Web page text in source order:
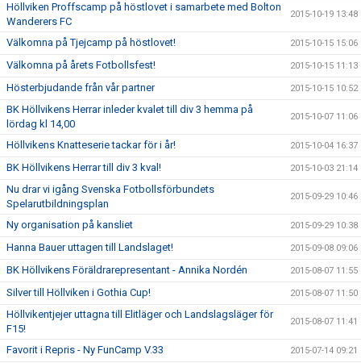
Höllviken Proffscamp på höstlovet i samarbete med Bolton
Wanderers FC
2015-10-19 13:48
Välkomna på Tjejcamp på höstlovet! 2015-10-15 15:06
Välkomna på årets Fotbollsfest! 2015-10-15 11:13
Hösterbjudande från vår partner 2015-10-15 10:52
BK Höllvikens Herrar inleder kvalet till div 3 hemma på
lördag kl 14,00
2015-10-07 11:06
Höllvikens Knatteserie tackar för i år! 2015-10-04 16:37
BK Höllvikens Herrar till div 3 kval! 2015-10-03 21:14
Nu drar vi igång Svenska Fotbollsförbundets
Spelarutbildningsplan
2015-09-29 10:46
Ny organisation på kansliet 2015-09-29 10:38
Hanna Bauer uttagen till Landslaget! 2015-09-08 09:06
BK Höllvikens Föräldrarepresentant - Annika Nordén 2015-08-07 11:55
Silver till Höllviken i Gothia Cup! 2015-08-07 11:50
Höllvikentjejer uttagna till Elitläger och Landslagsläger för
F15!
2015-08-07 11:41
Favorit i Repris - Ny FunCamp V.33 2015-07-14 09:21